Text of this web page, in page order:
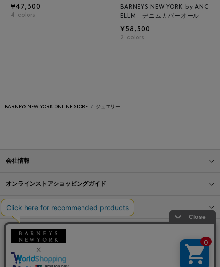
¥47,300
4 colors
BARNEYS NEW YORK by ANC
ELLM デニムカバーオール
¥58,300
2 colors
BARNEYS NEW YORK ONLINE STORE ジュエリー
会社情報
オンラインストアショッピングガイド
店舗情報
サービス